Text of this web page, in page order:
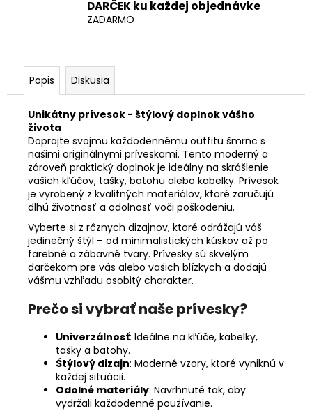
DARČEK ku každej objednávke
ZADARMO
Popis Diskusia
Unikátny prívesok - štýlový doplnok vášho
života
Doprajte svojmu každodennému outfitu šmrnc s
našimi originálnymi príveskami. Tento moderný a
zároveň praktický doplnok je ideálny na skrášlenie
vašich kľúčov, tašky, batohu alebo kabelky. Prívesok
je vyrobený z kvalitných materiálov, ktoré zaručujú
dlhú životnosť a odolnosť voči poškodeniu.
Vyberte si z rôznych dizajnov, ktoré odrážajú váš
jedinečný štýl – od minimalistických kúskov až po
farebné a zábavné tvary. Prívesky sú skvelým
darčekom pre vás alebo vašich blízkych a dodajú
vášmu vzhľadu osobitý charakter.
Prečo si vybrať naše prívesky?
Univerzálnosť: Ideálne na kľúče, kabelky,
tašky a batohy.
Štýlový dizajn: Moderné vzory, ktoré vyniknú v
každej situácii.
Odolné materiály: Navrhnuté tak, aby
vydržali každodenné používanie.